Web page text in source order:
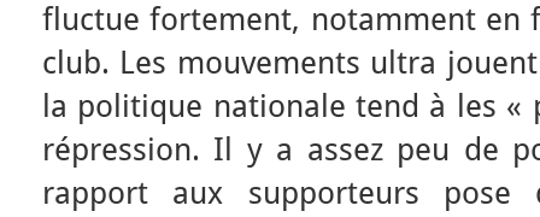
fluctue fortement, notamment en
club. Les mouvements ultra
la politique nationale tend à les «
répression. Il y a assez peu de
rapport aux supporteurs pose